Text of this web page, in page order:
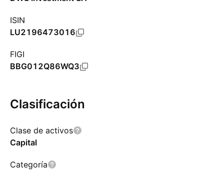
ISIN
LU2196473016
FIGI
BBG012Q86WQ3
Clasificación
Clase de activos
Capital
Categoría